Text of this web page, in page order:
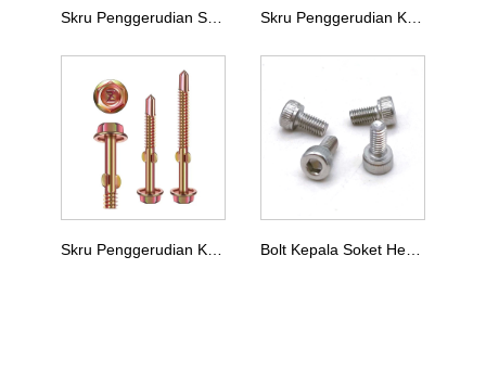
Skru Penggerudian Sendiri Kepala Pencuci Heksagon Skru Penggerudian Kepala Countersunk Dengan Sayap
Skru Penggerudian Kepala Bebibir Heksagon Dengan Sayap Bolt Kepala Soket Hex DIN 912